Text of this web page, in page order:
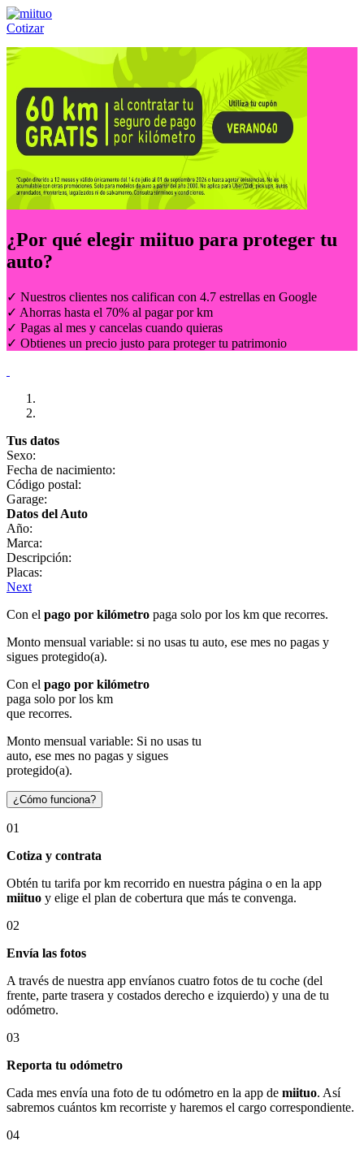
Cotizar
Llámanos al:(55) 84-21-05-00 ó
¿Por qué elegir miituo para proteger tu
auto?
✓ Nuestros clientes nos califican con 4.7 estrellas en Google
✓ Ahorras hasta el 70% al pagar por km
✓ Pagas al mes y cancelas cuando quieras
✓ Obtienes un precio justo para proteger tu patrimonio
Tus datos
Sexo:
Fecha de nacimiento:
Código postal:
Garage:
Datos del Auto
Año:
Marca:
Descripción:
Placas:
Next
Con el pago por kilómetro paga solo por los km que recorres.
Monto mensual variable: si no usas tu auto, ese mes no pagas y
sigues protegido(a).
Con el pago por kilómetro
paga solo por los km
que recorres.
Monto mensual variable: Si no usas tu
auto, ese mes no pagas y sigues
protegido(a).
¿Cómo funciona?
01
Cotiza y contrata
Obtén tu tarifa por km recorrido en nuestra página o en la app
miituo y elige el plan de cobertura que más te convenga.
02
Envía las fotos
A través de nuestra app envíanos cuatro fotos de tu coche (del
frente, parte trasera y costados derecho e izquierdo) y una de tu
odómetro.
03
Reporta tu odómetro
Cada mes envía una foto de tu odómetro en la app de miituo. Así
sabremos cuántos km recorriste y haremos el cargo correspondiente.
04